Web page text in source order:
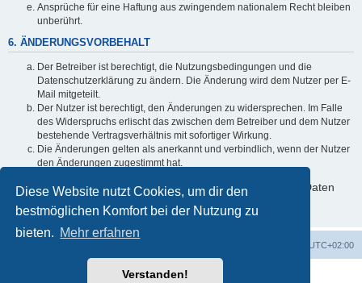
Diese Website nutzt Cookies, um dir den
bestmöglichen Komfort bei der Nutzung zu
bieten. Mehr erfahren
Verstanden!
Ansprüche für eine Haftung aus zwingendem nationalem Recht bleiben
unberührt.
6. ÄNDERUNGSVORBEHALT
Der Betreiber ist berechtigt, die Nutzungsbedingungen und die
Datenschutzerklärung zu ändern. Die Änderung wird dem Nutzer per E-
Mail mitgeteilt.
Der Nutzer ist berechtigt, den Änderungen zu widersprechen. Im Falle
des Widerspruchs erlischt das zwischen dem Betreiber und dem Nutzer
bestehende Vertragsverhältnis mit sofortiger Wirkung.
Die Änderungen gelten als anerkannt und verbindlich, wenn der Nutzer
den Änderungen zugestimmt hat.
Informationen über den Umgang mit deinen persönlichen Daten
sind in der Datenschutzerklärung enthalten.
UTC+02:00
Powered byphpBB® Forum Software © phpBB Limited